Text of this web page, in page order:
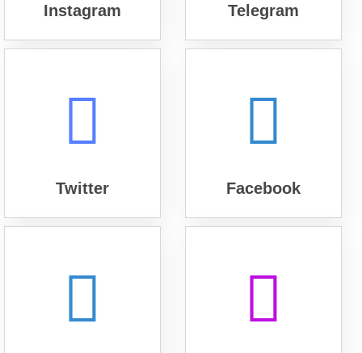
Telegram
Instagram
Facebook
Twitter